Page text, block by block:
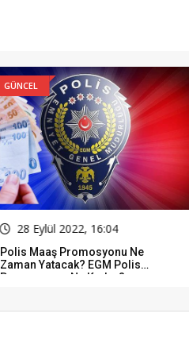
GÜNCEL
28 Eylül 2022, 16:04
Polis Maaş Promosyonu Ne
Zaman Yatacak? EGM Polis
Promosyonu Ne Kadar?